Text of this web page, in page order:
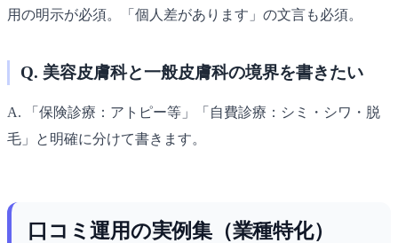
用の明示が必須。「個人差があります」の文言も必須。
Q. 美容皮膚科と一般皮膚科の境界を書きたい
A. 「保険診療：アトピー等」「自費診療：シミ・シワ・脱
毛」と明確に分けて書きます。
口コミ運用の実例集（業種特化）